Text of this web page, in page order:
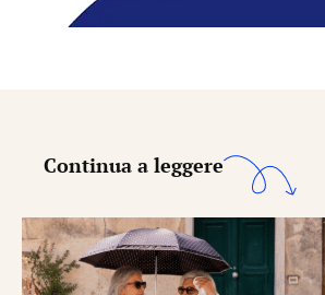
Continua a leggere